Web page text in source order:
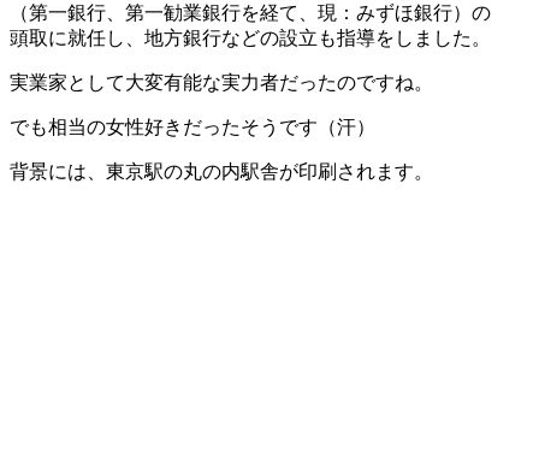
（第一銀行、第一勧業銀行を経て、現：みずほ銀行）の
頭取に就任し、地方銀行などの設立も指導をしました。
実業家として大変有能な実力者だったのですね。
でも相当の女性好きだったそうです（汗）
背景には、東京駅の丸の内駅舎が印刷されます。